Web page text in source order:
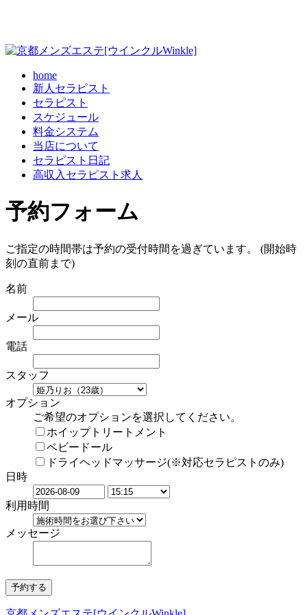
home
新人セラピスト
セラピスト
スケジュール
料金システム
当店について
セラピスト日記
高収入セラピスト求人
予約フォーム
ご指定の時間帯は予約の受付時間を過ぎています。 (開始時
刻の直前まで)
名前
メール
電話
スタッフ
オプション
ご希望のオプションを選択してください。
ホイップトリートメント
ベビードール
ドライヘッドマッサージ(※対応セラピストのみ)
日時
利用時間
メッセージ